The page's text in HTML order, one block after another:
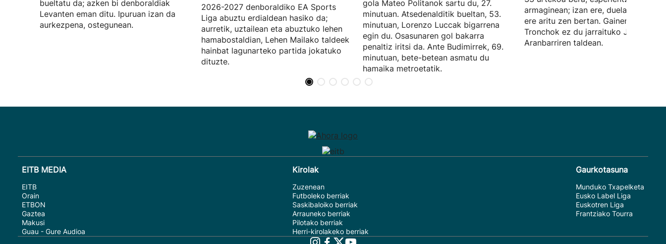
bueltatu da; azken bi denboraldiak
Levanten eman ditu. Ipuruan izan da
aurkezpena, ostegunean.
2026-2027 denboraldiko EA Sports
Liga abuztu erdialdean hasiko da;
aurretik, uztailean eta abuztuko lehen
hamabostaldian, Lehen Mailako taldeek
hainbat lagunarteko partida jokatuko
dituzte.
gola Mateo Politanok sartu du, 27.
minutuan. Atsedenalditik bueltan, 53.
minutuan, Lorenzo Luccak bigarrena
egin du. Osasunaren gol bakarra
penaltiz iritsi da. Ante Budimirrek, 69.
minutuan, bete-betean asmatu du
hamaika metroetatik.
armaginean; izan ere, duela hamar
ere aritu zen bertan. Gainera, Angel
Tronchok ez du jarraituko Jokin
Aranbarriren taldean.
EITB MEDIA
EITB
Orain
ETBON
Gaztea
Makusi
Guau - Gure Audioa
Kirolak
Zuzenean
Futboleko berriak
Saskibaloiko berriak
Arrauneko berriak
Pilotako berriak
Herri-kirolakeko berriak
Gaurkotasuna
Munduko Txapelketa
Eusko Label Liga
Euskotren Liga
Frantziako Tourra